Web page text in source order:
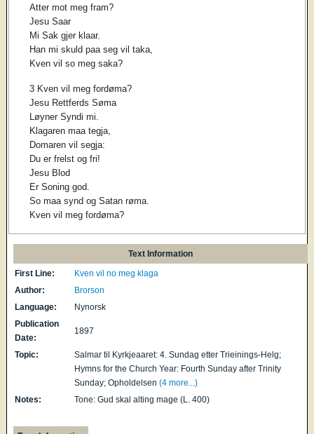
Atter mot meg fram?
Jesu Saar
Mi Sak gjer klaar.
Han mi skuld paa seg vil taka,
Kven vil so meg saka?
3 Kven vil meg fordøma?
Jesu Rettferds Søma
Løyner Syndi mi.
Klagaren maa tegja,
Domaren vil segja:
Du er frelst og fri!
Jesu Blod
Er Soning god.
So maa synd og Satan røma.
Kven vil meg fordøma?
Text Information
First Line:
Kven vil no meg klaga
Author:
Brorson
Language:
Nynorsk
Publication
Date:
1897
Topic:
Salmar til Kyrkjeaaret: 4. Sundag etter Trieinings-Helg;
Hymns for the Church Year: Fourth Sunday after Trinity
Sunday; Opholdelsen (4 more...)
Notes:
Tone: Gud skal alting mage (L. 400)